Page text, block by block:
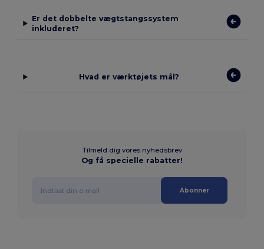
Er det dobbelte vægtstangssystem
inkluderet?
Hvad er værktøjets mål?
Tilmeld dig vores nyhedsbrev
Og få specielle rabatter!
Abonner